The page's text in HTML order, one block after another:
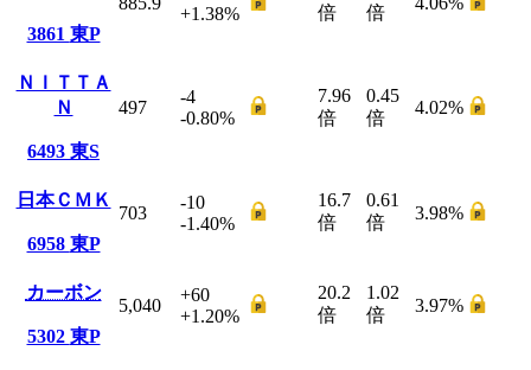
3861 東P
+1.38% 倍 倍
ＮＩＴＴＡ
Ｎ
6493 東S
497
-4
-0.80%
7.96
倍
0.45
倍
4.02%
日本ＣＭＫ
6958 東P
703
-10
-1.40%
16.7
倍
0.61
倍
3.98%
カーボン
5302 東P
5,040
+60
+1.20%
20.2
倍
1.02
倍
3.97%